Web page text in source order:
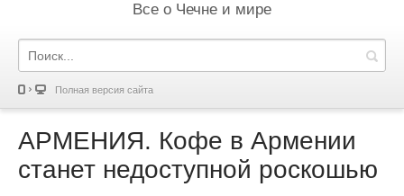
Все о Чечне и мире
Полная версия сайта
АРМЕНИЯ. Кофе в Армении
станет недоступной роскошью